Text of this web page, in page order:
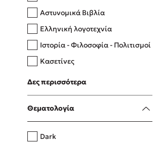
Δανάη Δεληγεώργη
Πάνω, κάτω, μπροστά, πίσω
Η μέθοδος Αφήστε τους
Αστυνομικά Βιβλία
Ελληνική λογοτεχνία
Ιστορία - Φιλοσοφία - Πολιτισμοί
Κασετίνες
Λευκώματα - Έγχρωμοι οδηγοί
Μαγειρική
Δες περισσότερα
Θεματολογία
Dark